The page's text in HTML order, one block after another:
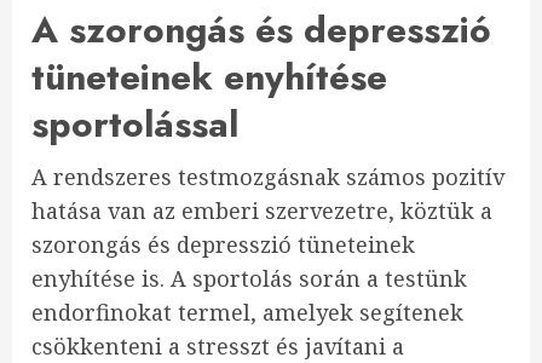
A szorongás és depresszió
tüneteinek enyhítése
sportolással
A rendszeres testmozgásnak számos pozitív
hatása van az emberi szervezetre, köztük a
szorongás és depresszió tüneteinek
enyhítése is. A sportolás során a testünk
endorfinokat termel, amelyek segítenek
csökkenteni a stresszt és javítani a